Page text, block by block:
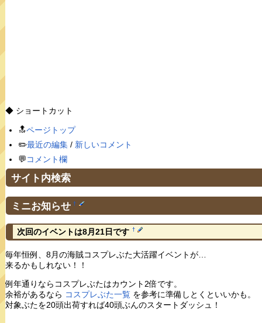
◆ ショートカット
🔝ページトップ
✏️最近の編集/ 新しいコメント
💬コメント欄
サイト内検索
ミニお知らせ †
次回のイベントは8月21日です †
毎年恒例、8月の海賊コスプレぶた大活躍イベントが…
来るかもしれない！！
例年通りならコスプレぶたはカウント2倍です。
余裕があるなら コスプレぶた一覧を参考に準備しとくといいかも。
対象ぶたを20頭出荷すれば40頭ぶんのスタートダッシュ！